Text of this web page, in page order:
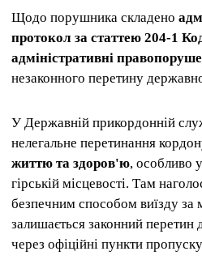
Щодо порушника складено
протокол за статтею 204-1
адміністративні
незаконного перетину
У Державній прикордонній
нелегальне перетинання
життю та здоров'ю, особливо
гірській місцевості. Там
безпечним способом виїзду за
залишається законний
через офіційні пункти